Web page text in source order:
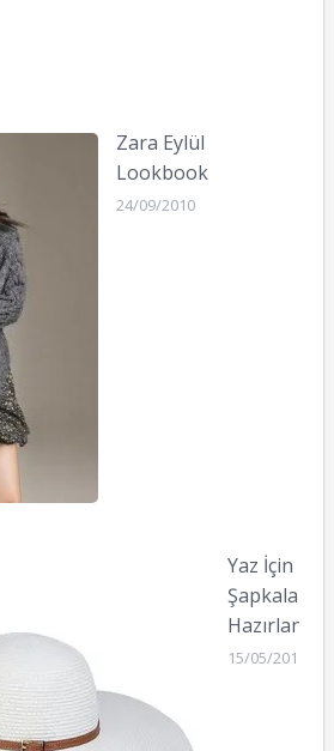
Zara Eylül
Lookbook
24/09/2010
Yaz İçin
Şapkalar
Hazırlansın
15/05/2011